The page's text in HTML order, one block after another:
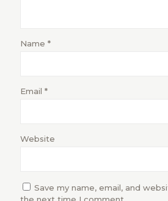
Name *
Email *
Website
Save my name, email, and